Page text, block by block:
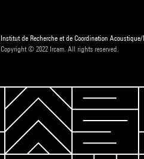
Institut de Recherche et de Coordination
Copyright © 2022 Ircam. All rights reserved.